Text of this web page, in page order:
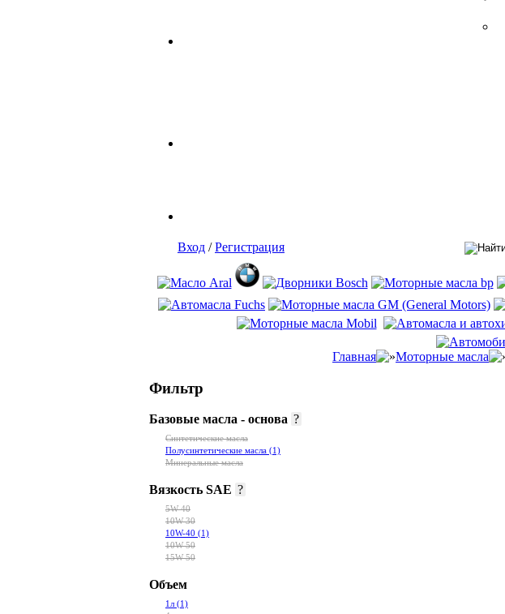
Вход /Регистрация
Главная Моторные масла
Фильтр
Базовые масла - основа ?
Синтетические масла
Полусинтетические масла (1)
Минеральные масла
Вязкость SAE ?
5W-40
10W-30
10W-40 (1)
10W-50
15W-50
Объем
1л (1)